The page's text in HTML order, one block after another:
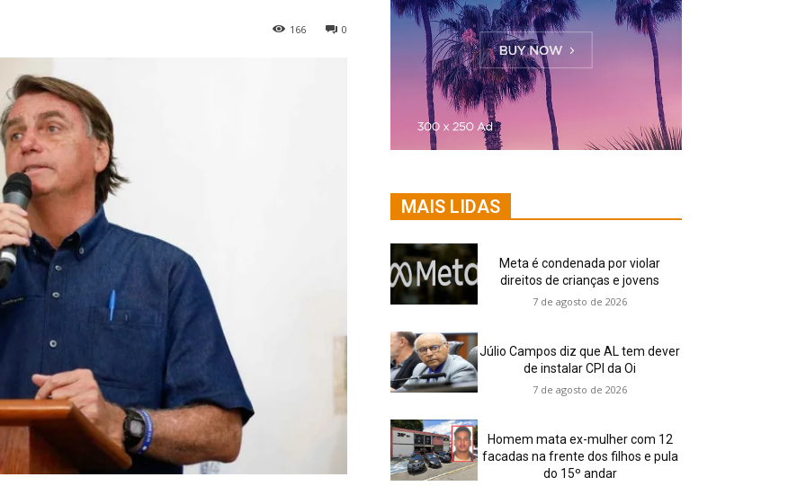
0
166
MAIS LIDAS
Meta é condenada por violar
direitos de crianças e jovens
7 de agosto de 2026
Júlio Campos diz que AL tem dever
de instalar CPI da Oi
7 de agosto de 2026
Homem mata ex-mulher com 12
facadas na frente dos filhos e pula
do 15º andar